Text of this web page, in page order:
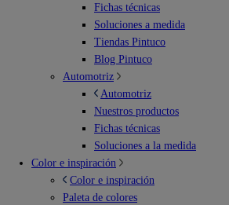
Fichas técnicas
Soluciones a medida
Tiendas Pintuco
Blog Pintuco
Automotriz
Automotriz
Nuestros productos
Fichas técnicas
Soluciones a la medida
Color e inspiración
Color e inspiración
Paleta de colores